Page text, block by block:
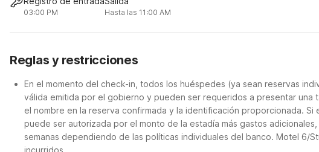
03:00 PM Hasta las 11:00 AM
Reglas y restricciones
En el momento del check-in, todos los huéspedes (ya sean reservas
válida emitida por el gobierno y pueden ser requeridos a presentar
el nombre en la reserva confirmada y la identificación proporcionada.
puede ser autorizada por el monto de la estadía más gastos
semanas dependiendo de las políticas individuales del banco. Motel 6/
incurridos.